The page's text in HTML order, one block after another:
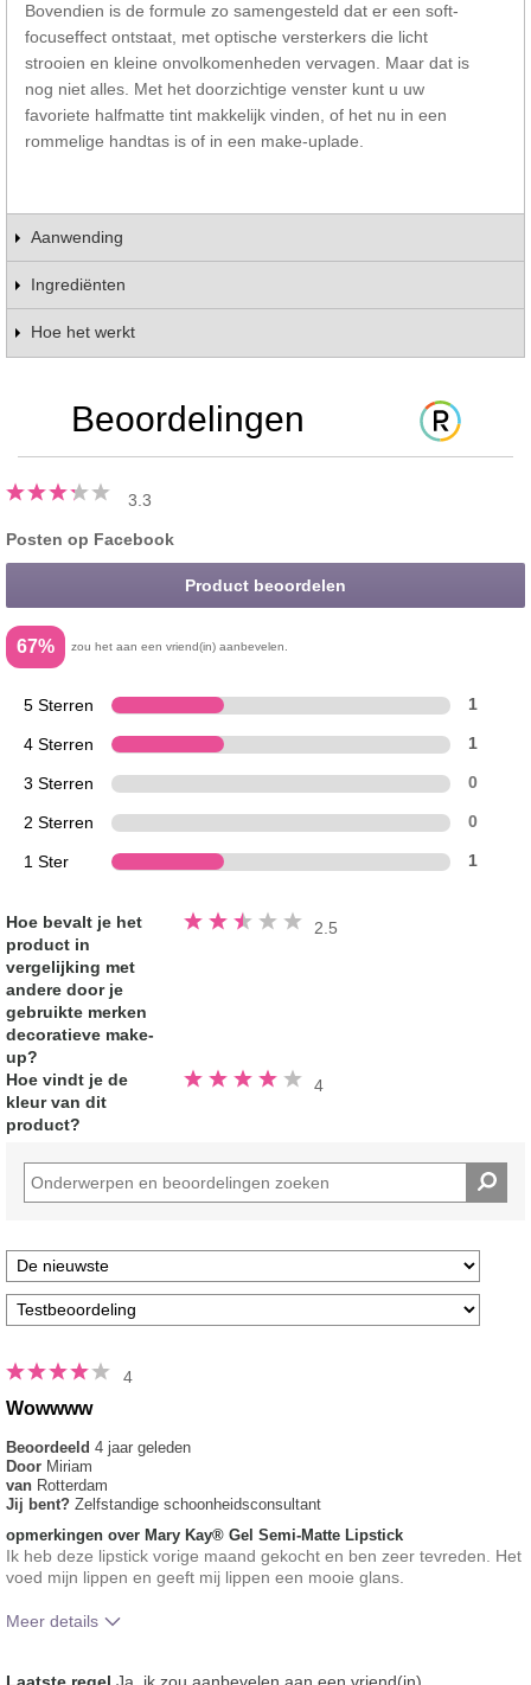
Bovendien is de formule zo samengesteld dat er een soft-
focuseffect ontstaat, met optische versterkers die licht
strooien en kleine onvolkomenheden vervagen. Maar dat is
nog niet alles. Met het doorzichtige venster kunt u uw
favoriete halfmatte tint makkelijk vinden, of het nu in een
rommelige handtas is of in een make-uplade.
Aanwending
Ingrediënten
Hoe het werkt
Beoordelingen
3.3
Posten op Facebook
Product beoordelen
67% zou het aan een vriend(in) aanbevelen.
5 Sterren 1
4 Sterren 1
3 Sterren 0
2 Sterren 0
1 Ster 1
Hoe bevalt je het
product in
vergelijking met
andere door je
gebruikte merken
decoratieve make-
up?
2.5
Beoordeeld
2.5
Hoe vindt je de
kleur van dit
product?
4
Beoordeeld
4.0
4
Wowwww
Beoordeeld 4 jaar geleden
Door Miriam
van Rotterdam
Jij bent? Zelfstandige schoonheidsconsultant
opmerkingen over Mary Kay® Gel Semi-Matte Lipstick
Ik heb deze lipstick vorige maand gekocht en ben zeer tevreden. Het
voed mijn lippen en geeft mij lippen een mooie glans.
Meer details
Laatste regel Ja, ik zou aanbevelen aan een vriend(in)